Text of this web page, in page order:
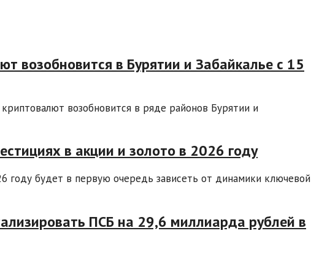
возобновится в Бурятии и Забайкалье с 15
возобновится в ряде районов Бурятии и
в акции и золото в 2026 году
году будет в первую очередь зависеть от динамики ключевой
ПСБ на 29,6 миллиарда рублей в